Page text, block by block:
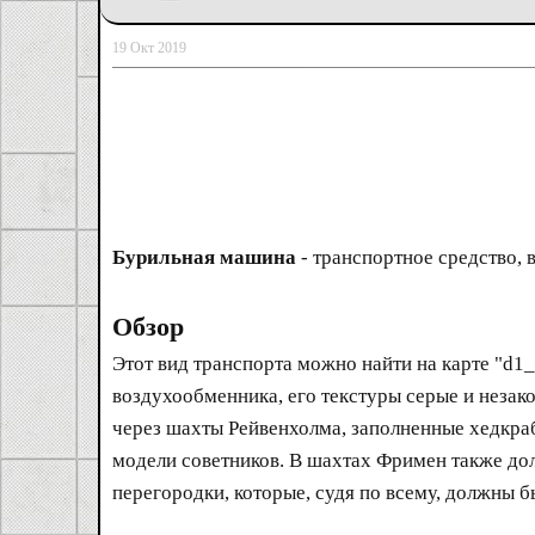
19 Окт 2019
Бурильная машина - транспортное
Обзор
Этот вид транспорта можно найти на карте
воздухообменника, его текстуры серые и
через шахты Рейвенхолма, заполненные
модели советников. В шахтах Фримен также
перегородки, которые, судя по всему, должны